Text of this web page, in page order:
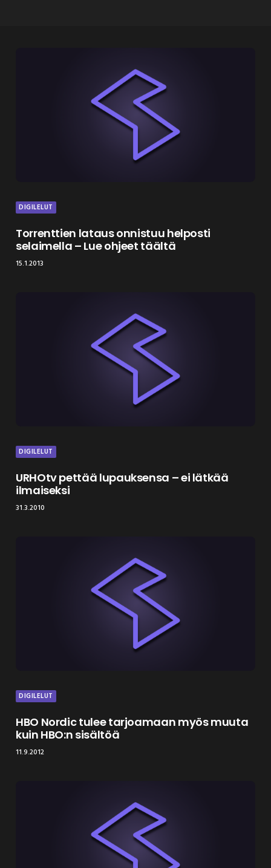
DIGILELUT
Torrenttien lataus onnistuu helposti
selaimella – Lue ohjeet täältä
15.1.2013
DIGILELUT
URHOtv pettää lupauksensa – ei lätkää
ilmaiseksi
31.3.2010
DIGILELUT
HBO Nordic tulee tarjoamaan myös muuta
kuin HBO:n sisältöä
11.9.2012